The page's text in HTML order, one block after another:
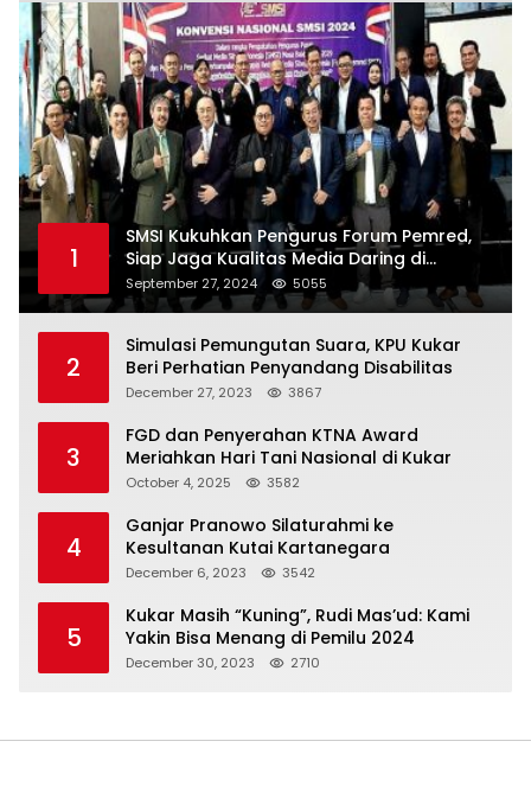
1
SMSI Kukuhkan Pengurus Forum Pemred,
Siap Jaga Kualitas Media Daring di
Indonesia
September 27, 2024 5055
2
Simulasi Pemungutan Suara, KPU Kukar
Beri Perhatian Penyandang Disabilitas
December 27, 2023 3867
3
FGD dan Penyerahan KTNA Award
Meriahkan Hari Tani Nasional di Kukar
October 4, 2025 3582
4
Ganjar Pranowo Silaturahmi ke
Kesultanan Kutai Kartanegara
December 6, 2023 3542
5
Kukar Masih “Kuning”, Rudi Mas’ud: Kami
Yakin Bisa Menang di Pemilu 2024
December 30, 2023 2710